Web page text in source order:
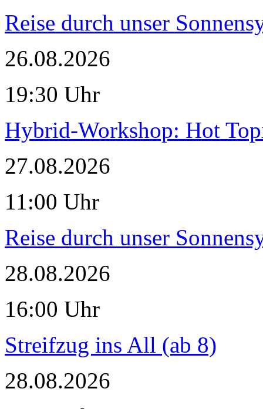
Reise durch unser
26.08.2026
19:30 Uhr
Hybrid-Workshop: Hot
27.08.2026
11:00 Uhr
Reise durch unser
28.08.2026
16:00 Uhr
Streifzug ins All (ab 8)
28.08.2026